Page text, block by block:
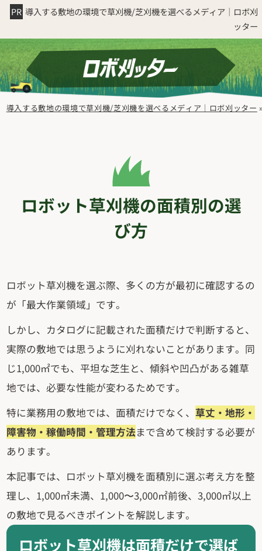
導入する敷地の環境で草刈機/芝刈機を選べるメディア｜ロボ刈
ッター
導入する敷地の環境で草刈機/芝刈機を選べるメディア｜ロボ刈ッター
ロボット草刈機の面積別の選
び方
ロボット草刈機を選ぶ際、多くの方が最初に確認するの
が「最大作業領域」です。
しかし、カタログに記載された面積だけで判断すると、
実際の敷地では思うように刈れないことがあります。同
じ1,000㎡でも、平坦な芝生と、傾斜や凹凸がある雑草
地では、必要な性能が変わるためです。
特に業務用の敷地では、面積だけでなく、 草丈・地形・
障害物・稼働時間・管理方法まで含めて検討する必要が
あります。
本記事では、ロボット草刈機を面積別に選ぶ考え方を整
理し、1,000㎡未満、1,000〜3,000㎡前後、3,000㎡以上
の敷地で見るべきポイントを解説します。
ロボット草刈機は面積だけで選ば